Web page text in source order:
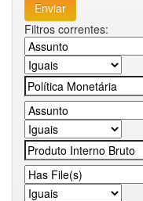
Filtros correntes: